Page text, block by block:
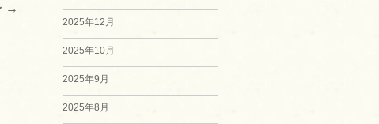
→
2025年12月
2025年10月
2025年9月
2025年8月